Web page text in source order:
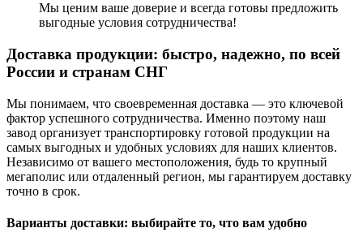
Мы ценим ваше доверие и всегда готовы предложить
выгодные условия сотрудничества!
Доставка продукции: быстро, надежно, по всей
России и странам СНГ
Мы понимаем, что своевременная доставка — это ключевой
фактор успешного сотрудничества. Именно поэтому наш
завод организует транспортировку готовой продукции на
самых выгодных и удобных условиях для наших клиентов.
Независимо от вашего местоположения, будь то крупный
мегаполис или отдаленный регион, мы гарантируем доставку
точно в срок.
Варианты доставки: выбирайте то, что вам удобно